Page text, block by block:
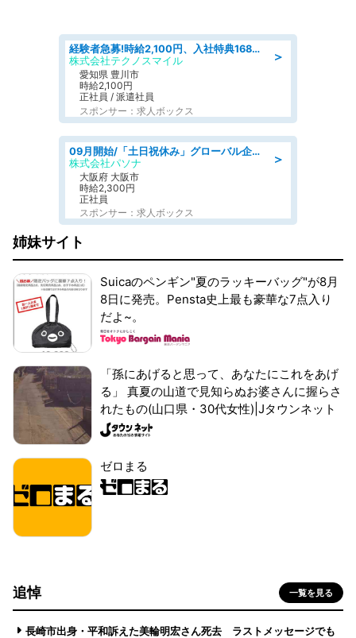
＞
経験者急募!時給2,100円、入社特典168万円の自動車製造業務/トヨタ自動車/tutumi
株式会社テクノスマイル
愛知県 豊川市
時給2,100円
正社員 / 派遣社員
スポンサー：求人ボックス
＞
09月開始/「土日祝休み」グローバル企業での産業保健のお仕事/保健師/高時給/残業なし/服装自由
株式会社パソナ
大阪府 大阪市
時給2,300円
正社員
スポンサー：求人ボックス
姉妹サイト
Suicaのペンギン"夏のラッキーバッグ"が8月
8日に発売。Pensta史上最も豪華な7点入り
だよ~。
「孫にあげると思って、あなたにこれをあげ
る」 真夏の山道で見知らぬお婆さんに握らさ
れたもの(山口県・30代女性)|Jタウンネット
ゼロまる
追悼 一覧を見る
長崎市出身・平和訴えた美輪明宏さん死去 ラストメッセージでも